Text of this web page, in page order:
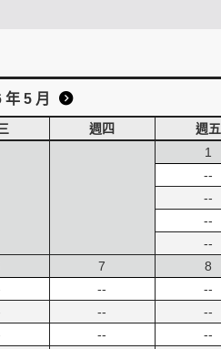
年 5 月
週四 週五
1
--
--
--
--
7
--
--
--
8
--
--
--